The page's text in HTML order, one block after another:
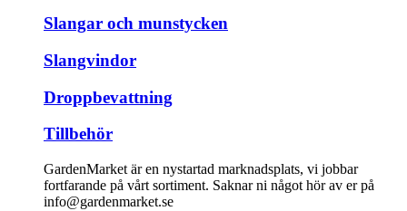
Slangar och munstycken
Slangvindor
Droppbevattning
Tillbehör
GardenMarket är en nystartad marknadsplats, vi jobbar
fortfarande på vårt sortiment. Saknar ni något hör av er på
info@gardenmarket.se